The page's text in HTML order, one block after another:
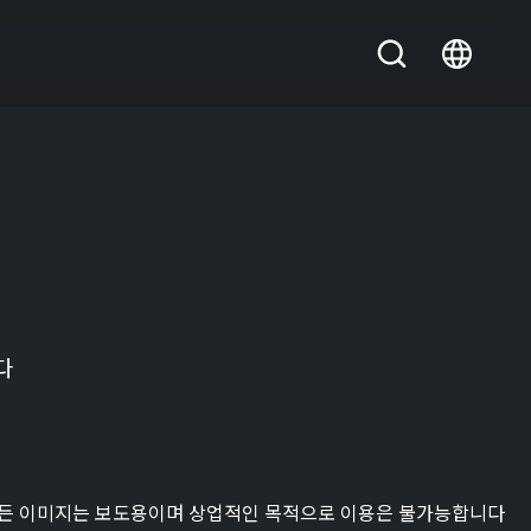
이미지는 보도용이며 상업적인 목적으로 이용은 불가능합니다